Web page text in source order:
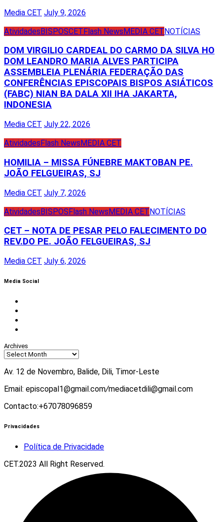
Media CET July 9, 2026
AtividadesBISPOSCETFlash NewsMEDIA CETNOTÍCIAS
DOM VIRGILIO CARDEAL DO CARMO DA SILVA HO
DOM LEANDRO MARIA ALVES PARTICIPA
ASSEMBLEIA PLENÁRIA FEDERAÇÃO DAS
CONFERÊNCIAS EPISCOPAIS BISPOS ASIÁTICOS
(FABC) NIAN BA DALA XII IHA JAKARTA,
INDONESIA
Media CET July 22, 2026
AtividadesFlash NewsMEDIA CET
HOMILIA – MISSA FÚNEBRE MAKTOBAN PE.
JOÃO FELGUEIRAS, SJ
Media CET July 7, 2026
AtividadesBISPOSFlash NewsMEDIA CETNOTÍCIAS
CET – NOTA DE PESAR PELO FALECIMENTO DO
REV.DO PE. JOÃO FELGUEIRAS, SJ
Media CET July 6, 2026
Media Social
Archives
Av. 12 de Novembro, Balide, Dili, Timor-Leste
Email: episcopal1@gmail.com/mediacetdili@gmail.com
Contacto:+67078096859
Privacidades
Política de Privacidade
CET.2023 All Right Reserved.